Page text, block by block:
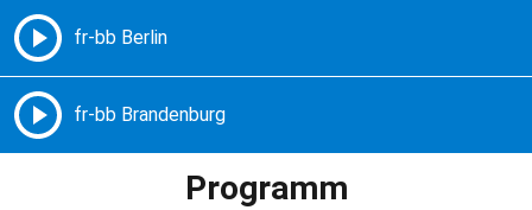
Freie Radios – Berlin Brandenburg
Programm